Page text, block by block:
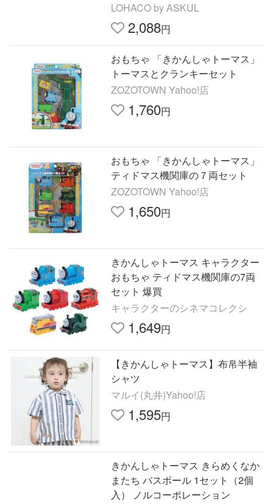
LOHACO by ASKUL
2,088円
おもちゃ 「きかんしゃトーマス」
トーマスとクランキーセット
ZOZOTOWN Yahoo!店
1,760円
おもちゃ 「きかんしゃトーマス」
ティドマス機関庫の７両セット
ZOZOTOWN Yahoo!店
1,650円
きかんしゃトーマス キャラクター
おもちゃ ティドマス機関庫の7両
セット 爆買
キャラクターのシネマコレクシ
1,649円
【きかんしゃトーマス】布帛半袖
シャツ
マルイ(丸井)Yahoo!店
1,595円
きかんしゃトーマス きらめくなか
またち バスボール 1セット（2個
入） ノルコーポレーション